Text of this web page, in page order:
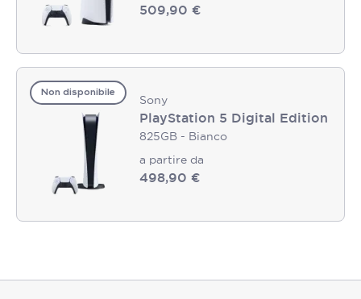
509,90 €
Non disponibile Sony
PlayStation 5 Digital Edition
825GB - Bianco
a partire da
498,90 €